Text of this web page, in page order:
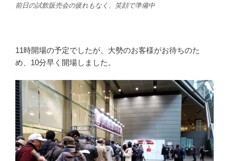
前日の試飲販売会の疲れもなく、笑顔で準備中
11時開場の予定でしたが、大勢のお客様がお待ちのた
め、10分早く開場しました。